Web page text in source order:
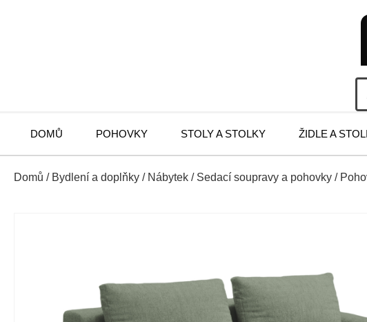
DOMŮ POHOVKY STOLY A STOLKY ŽIDLE A
Domů / Bydlení a doplňky / Nábytek / Sedací soupravy a pohovky /